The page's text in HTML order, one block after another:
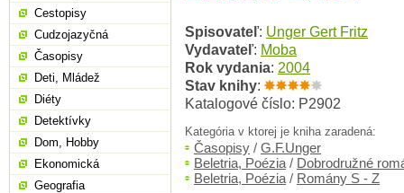
Spisovateľ: Unger Gert Fritz
Vydavateľ: Moba
Rok vydania: 2004
Stav knihy:
Katalogové číslo: P2902
Kategória v ktorej je kniha zaradená:
Časopisy / G.F.Unger
Beletria, Poézia / Dobrodružné
Beletria, Poézia / Romány S - Z
Cestopisy
Cudzojazyčná
Časopisy
Deti, Mládež
Diéty
Detektívky
Dom, Hobby
Ekonomická
Geografia